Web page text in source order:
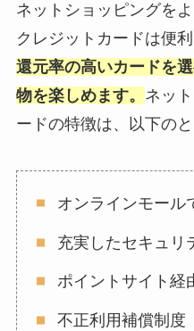
ネットショッピングを
クレジットカードは便利
還元率の高いカードを
物を楽しめます。 ネッ
ードの特徴は、以下のと
オンラインモール
充実したセキュリ
ポイントサイト経
不正利用補償制度